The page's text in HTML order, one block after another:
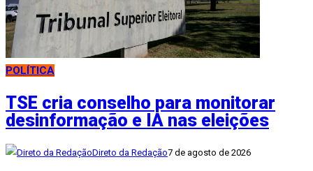
POLÍTICA
TSE cria conselho para monitorar
desinformação e IA nas eleições
Direto da Redação7 de agosto de 2026